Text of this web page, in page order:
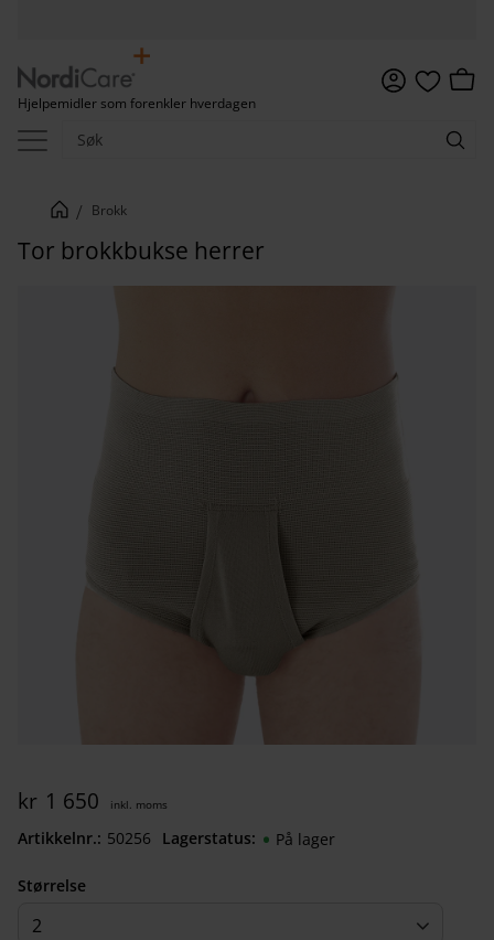
Hjelpemidler som forenkler hverdagen
Favoritter
Brokk
Tor brokkbukse herrer
kr 1 650
Størrelse
2
Lagerstatus På lager
Artikkelnr. 502560502